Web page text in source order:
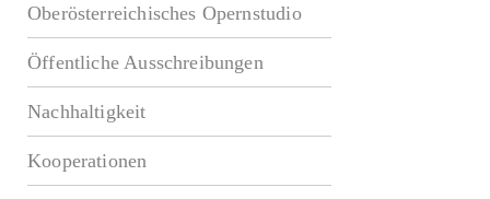
Oberösterreichisches Opernstudio
Öffentliche Ausschreibungen
Nachhaltigkeit
Kooperationen